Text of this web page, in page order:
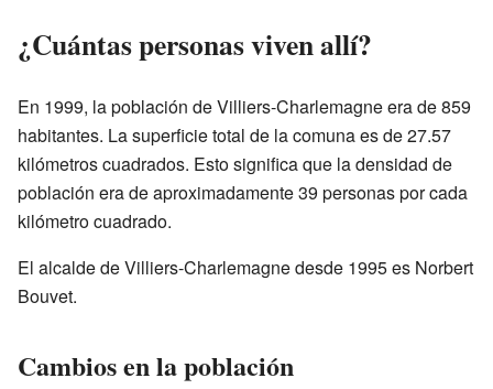
¿Cuántas personas viven allí?
En 1999, la población de Villiers-Charlemagne era de 859
habitantes. La superficie total de la comuna es de 27.57
kilómetros cuadrados. Esto significa que la densidad de
población era de aproximadamente 39 personas por cada
kilómetro cuadrado.
El alcalde de Villiers-Charlemagne desde 1995 es Norbert
Bouvet.
Cambios en la población